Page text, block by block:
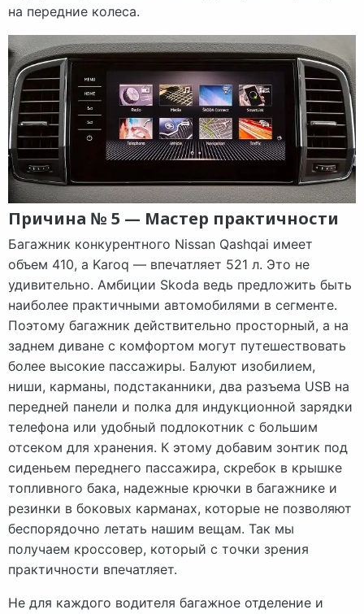
на передние колеса.
Причина № 5 — Мастер практичности
Багажник конкурентного Nissan Qashqai имеет
объем 410, а Karoq — впечатляет 521 л. Это не
удивительно. Амбиции Skoda ведь предложить быть
наиболее практичными автомобилями в сегменте.
Поэтому багажник действительно просторный, а на
заднем диване с комфортом могут путешествовать
более высокие пассажиры. Балуют изобилием,
ниши, карманы, подстаканники, два разъема USB на
передней панели и полка для индукционной зарядки
телефона или удобный подлокотник с большим
отсеком для хранения. К этому добавим зонтик под
сиденьем переднего пассажира, скребок в крышке
топливного бака, надежные крючки в багажнике и
резинки в боковых карманах, которые не позволяют
беспорядочно летать нашим вещам. Так мы
получаем кроссовер, который с точки зрения
практичности впечатляет.
Не для каждого водителя багажное отделение и